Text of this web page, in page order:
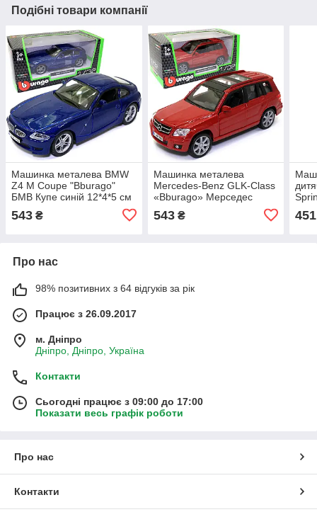
Подібні товари компанії
Машинка металева BMW
Z4 M Coupe "Bburago"
БМВ Купе синій 12*4*5 см
543 ₴
Машинка металева
Mercedes-Benz GLK-Class
«Bburago» Мерседес
червоний джип 13*5*6 см
(18-43016)
543₴ 451
Про нас
98% позитивних з 64 відгуків за рік
Працює з 26.09.2017
м. Дніпро
Дніпро, Дніпро, Україна
Контакти
Сьогодні працює з 09:00 до 17:00
Показати весь графік роботи
Про нас
Контакти